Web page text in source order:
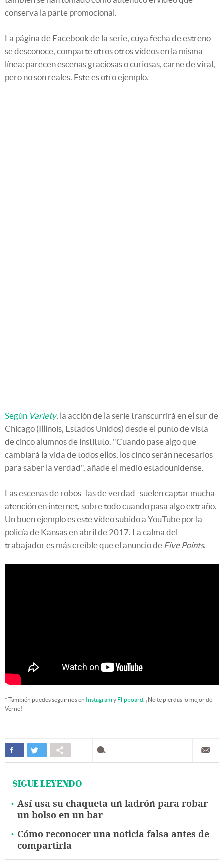
conserva la parte promocional.
La página de Facebook de la serie, cuya fecha de estreno
se desconoce, comparte otros otros vídeos en la misma
línea: parecen escenas graciosas o curiosas, carne de viral,
pero no son reales. Este es otro ejemplo.
Según Variety, la acción de la serie transcurrirá en el sur de
Chicago (Illinois, Estados Unidos) desde el punto de vista
de cinco alumnos de instituto. "Cuando pase algo que
cambiará la vida de todos ellos, los cinco serán necesarios
para saber la verdad", añade el medio estadounidense.
Las escenas de robos -las de verdad- suelen captar mucha
atención en internet, sobre todo cuando pasa algo extraño.
Un buen ejemplo es este vídeo subido a YouTube por la
policía de Kansas en abril de 2017. La calma del
trabajador es más creíble que el anuncio de Five Points.
* También puedes seguirnos en Instagramy Flipboard . ¡No te pierdas lo mejor de
Verne!
SIGUE LEYENDO
Así usa su chaqueta un ladrón para robar
un bolso en un bar
Cómo reconocer una noticia falsa antes de
compartirla